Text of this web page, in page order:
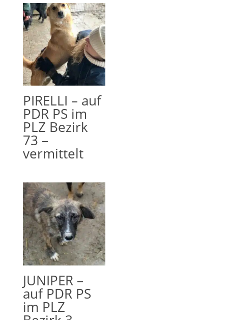
PIRELLI – auf
PDR PS im
PLZ Bezirk
73 –
vermittelt
JUNIPER –
auf PDR PS
im PLZ